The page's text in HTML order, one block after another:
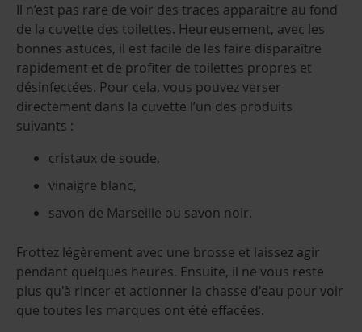
Il n’est pas rare de voir des traces apparaître au fond
de la cuvette des toilettes. Heureusement, avec les
bonnes astuces, il est facile de les faire disparaître
rapidement et de profiter de toilettes propres et
désinfectées. Pour cela, vous pouvez verser
directement dans la cuvette l’un des produits
suivants :
cristaux de soude,
vinaigre blanc,
savon de Marseille ou savon noir.
Frottez légèrement avec une brosse et laissez agir
pendant quelques heures. Ensuite, il ne vous reste
plus qu'à rincer et actionner la chasse d'eau pour voir
que toutes les marques ont été effacées.